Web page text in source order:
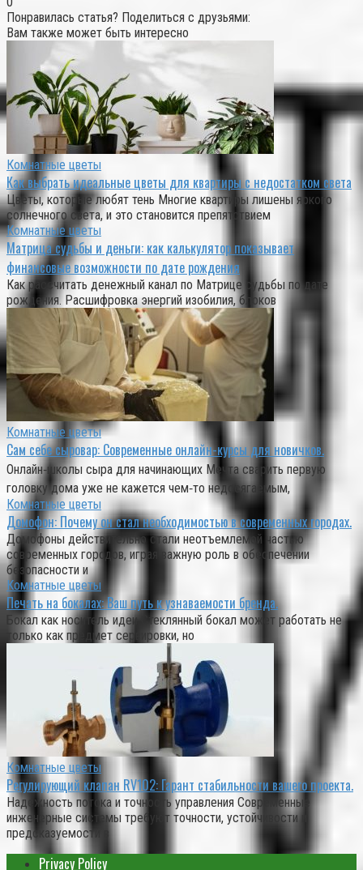
Понравилась статья? Поделиться с друзьями:
Вам также может быть интересно
Комнатные цветы
Как выбрать идеальные цветы для квартиры с недостатком света
Цветы, которые любят тень Многие квартиры лишены яркого
солнечного света, и это становится препятствием
Комнатные цветы
Матрица судьбы и деньги: как калькулятор показывает
финансовые возможности по дате рождения
Как рассчитать денежный канал по Матрице судьбы по дате
рождения. Расшифровка энергий изобилия, блоков
Комнатные цветы
Сам себе сыровар: Современные онлайн-курсы для новичков.
Онлайн‑школы сыра для начинающих Мечта сварить первую
головку дома уже не кажется чем‑то недосягаемым,
Комнатные цветы
Домофон: Почему он стал необходимостью в современных городах.
Домофоны действительно стали неотъемлемой частью
современных городов, играя важную роль в обеспечении
безопасности и
Комнатные цветы
Печать на бокалах: Ваш путь к узнаваемости бренда.
Бокал как носитель идеи Стеклянный бокал может работать не
только как предмет сервировки, но
Комнатные цветы
Регулирующий клапан RV102: Гарант стабильности вашего проекта.
Надежность потока и точность управления Современные
инженерные системы требуют точности, устойчивости и
предсказуемости в
Privacy Policy